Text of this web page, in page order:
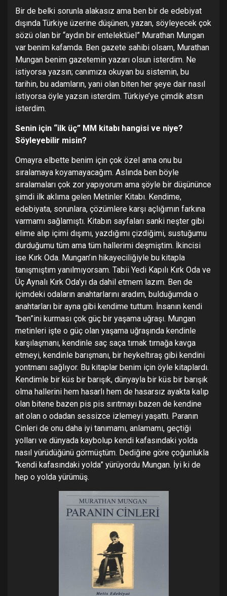
Bir de belki sorunla alakasız ama ben bir de edebiyat
dışında Türkiye üzerine düşünen, yazan, söyleyecek çok
sözü olan bir “aydın bir entelektüel” Murathan Mungan
var benim kafamda. Ben gazete sahibi olsam, Murathan
Mungan benim gazetemin yazarı olsun isterdim. Ne
istiyorsa yazsın; canımıza okuyan bu sistemin, bu
tarihin, bu adamların, yani olan biten her şeye dair nasıl
istiyorsa öyle yazsın isterdim. Türkiye’ye çimdik atsın
isterdim.
Senin için “ilk üç” MM kitabı hangisi ve niye?
Söyleyebilir misin?
Omayra elbette benim için çok özel ama onu bu
sıralamaya koyamayacağım. Aslında ben böyle
sıralamaları çok zor yapıyorum ama şöyle bir düşününce
şimdi ilk aklıma gelen Metinler Kitabı. Kendime,
edebiyata, sorunlara, çözümlere karşı açlığımın farkına
varmamı sağlamıştı. Kitabın sayfaları sanki neşter gibi
elime alıp içimi dışımı, yazdığımı çizdiğimi, sustuğumu
durduğumu tüm ama tüm hallerimi deşmiştim. İkincisi
ise Kırk Oda. Mungan’ın hikayeciliğiyle bu kitapla
tanışmıştım yanılmıyorsam. Tabii Yedi Kapılı Kırk Oda ve
Üç Aynalı Kırk Oda’yı da dahil etmem lazım. Ben de
içimdeki odaların anahtarlarını aradım, bulduğumda o
anahtarları bir ayna gibi kendime tuttum. İnsanın kendi
“ben”ini kurması çok güç bir yaşama uğraşı. Mungan
metinleri işte o güç olan yaşama uğraşında kendinle
karşılaşmanı, kendinle saç saça tırnak tırnağa kavga
etmeyi, kendinle barışmanı, bir heykeltıraş gibi kendini
yontmanı sağlıyor. Bu kitaplar benim için öyle kitaplardı.
Kendimle bir küs bir barışık, dünyayla bir küs bir barışık
olma hallerini hem hasarlı hem de hasarsız ayakta kalıp
olan bitene bazen pis pis sırıtmayı bazen de kendine
ait olan o odadan sessizce izlemeyi yaşattı. Paranın
Cinleri de onu daha iyi tanımamı, anlamamı, geçtiği
yolları ve dünyada kaybolup kendi kafasındaki yolda
nasıl yürüdüğünü görmüştüm. Dediğine göre çoğunlukla
“kendi kafasındaki yolda” yürüyordu Mungan. İyi ki de
hep o yolda yürümüş.